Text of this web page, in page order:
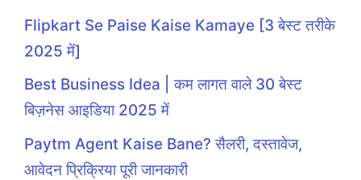
Flipkart Se Paise Kaise Kamaye [3 बेस्ट तरीके
2025 में]
Best Business Idea | कम लागत वाले 30 बेस्ट
बिज़नेस आइडिया 2025 में
Paytm Agent Kaise Bane? सैलरी, दस्तावेज,
आवेदन प्रिक्रिया पूरी जानकारी